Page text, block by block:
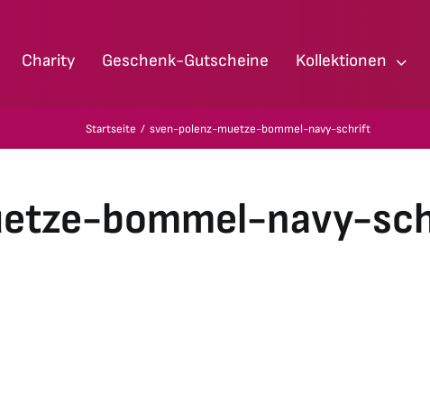
Charity Geschenk-Gutscheine Kollektionen
Startseite sven-polenz-muetze-bommel-navy-schrift
bommel-navy-